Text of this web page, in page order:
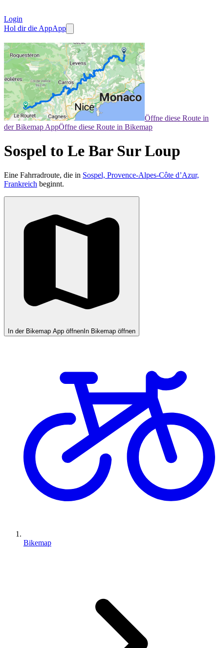
Login
Hol dir die AppApp
Öffne diese Route in
der Bikemap AppÖffne diese Route in Bikemap
Sospel to Le Bar Sur Loup
Eine Fahrradroute, die in Sospel, Provence-Alpes-Côte d’Azur,
Frankreich beginnt.
In der Bikemap App öffnen In Bikemap öffnen
Bikemap